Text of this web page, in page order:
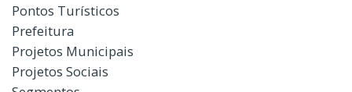
Pontos Turísticos
Prefeitura
Projetos Municipais
Projetos Sociais